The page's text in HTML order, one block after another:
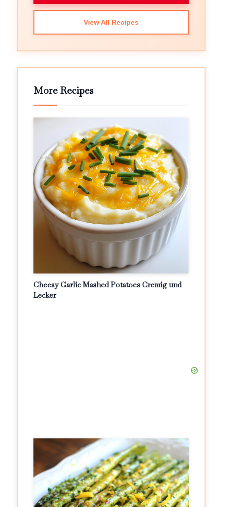
View All Recipes
More Recipes
Cheesy Garlic Mashed Potatoes Cremig und
Lecker